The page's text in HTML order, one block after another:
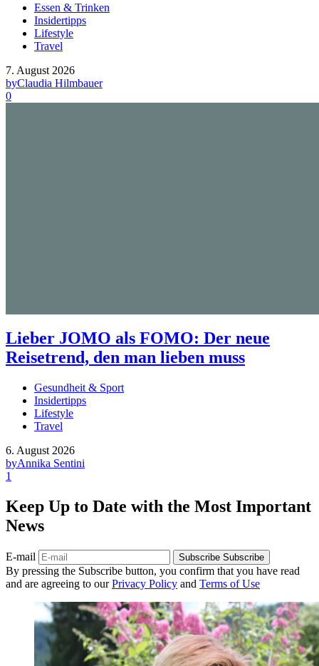
Essen & Trinken
Insidertipps
Lifestyle
Travel
7. August 2026
byClaudia Hilmbauer
0
Lieber JOMO als FOMO: Der neue
Reisetrend, den man lieben muss
Gesundheit & Sport
Insidertipps
Lifestyle
Travel
6. August 2026
byAnnika Sentini
1
Keep Up to Date with the Most Important
News
E-mail Subscribe Subscribe
By pressing the Subscribe button, you confirm that you have read
and are agreeing to ourPrivacy Policy and Terms of Use